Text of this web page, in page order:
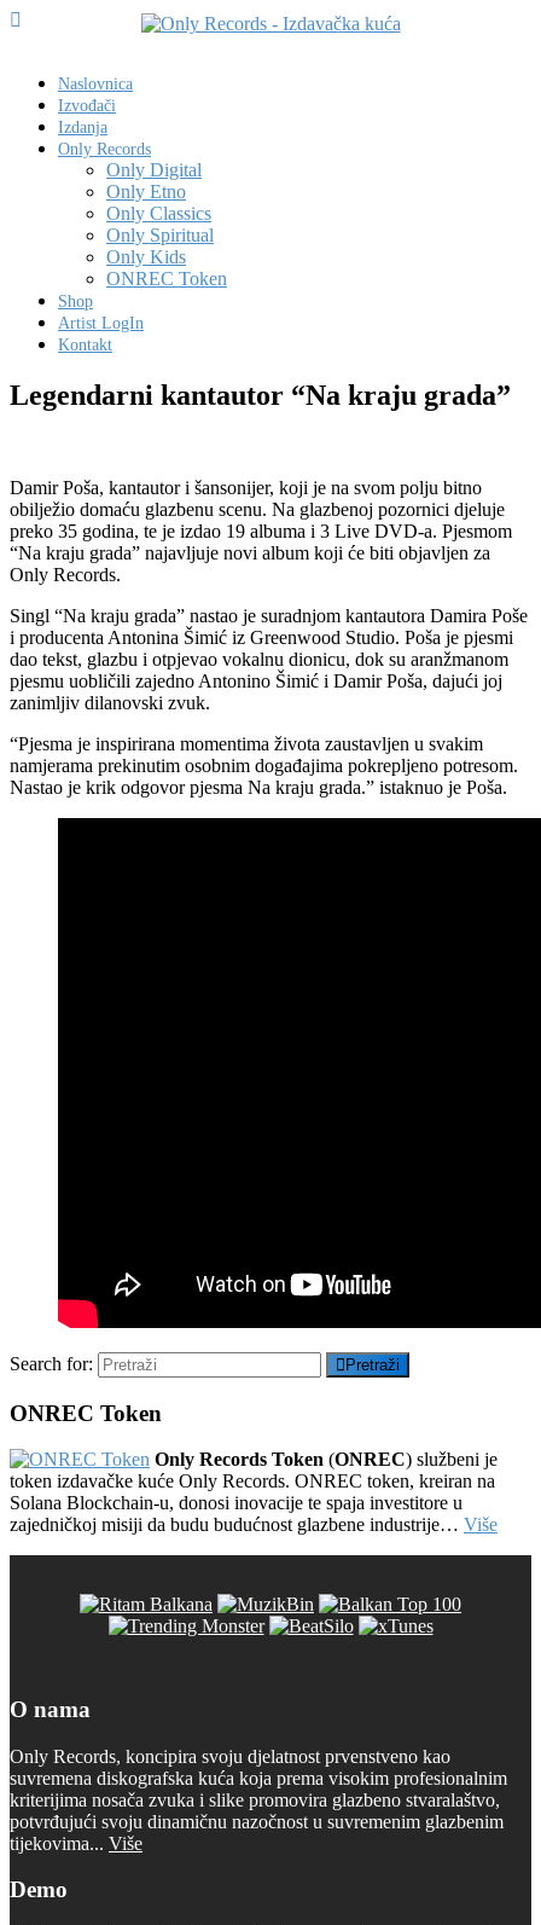
Naslovnica
Izvođači
Izdanja
Only Records
Only Digital
Only Etno
Only Classics
Only Spiritual
Only Kids
ONREC Token
Shop
Artist LogIn
Kontakt
Legendarni kantautor “Na kraju grada”
Damir Poša, kantautor i šansonijer, koji je na svom polju bitno
obilježio domaću glazbenu scenu. Na glazbenoj pozornici djeluje
preko 35 godina, te je izdao 19 albuma i 3 Live DVD-a. Pjesmom
“Na kraju grada” najavljuje novi album koji će biti objavljen za
Only Records.
Singl “Na kraju grada” nastao je suradnjom kantautora Damira Poše
i producenta Antonina Šimić iz Greenwood Studio. Poša je pjesmi
dao tekst, glazbu i otpjevao vokalnu dionicu, dok su aranžmanom
pjesmu uobličili zajedno Antonino Šimić i Damir Poša, dajući joj
zanimljiv dilanovski zvuk.
“Pjesma je inspirirana momentima života zaustavljen u svakim
namjerama prekinutim osobnim događajima pokrepljeno potresom.
Nastao je krik odgovor pjesma Na kraju grada.” istaknuo je Poša.
Search for: Pretraži
ONREC Token
Only Records Token (ONREC) službeni je
token izdavačke kuće Only Records. ONREC token, kreiran na
Solana Blockchain-u, donosi inovacije te spaja investitore u
zajedničkoj misiji da budu budućnost glazbene industrije… Više
O nama
Only Records, koncipira svoju djelatnost prvenstveno kao
suvremena diskografska kuća koja prema visokim profesionalnim
kriterijima nosača zvuka i slike promovira glazbeno stvaralaštvo,
potvrđujući svoju dinamičnu nazočnost u suvremenim glazbenim
tijekovima... Više
Demo